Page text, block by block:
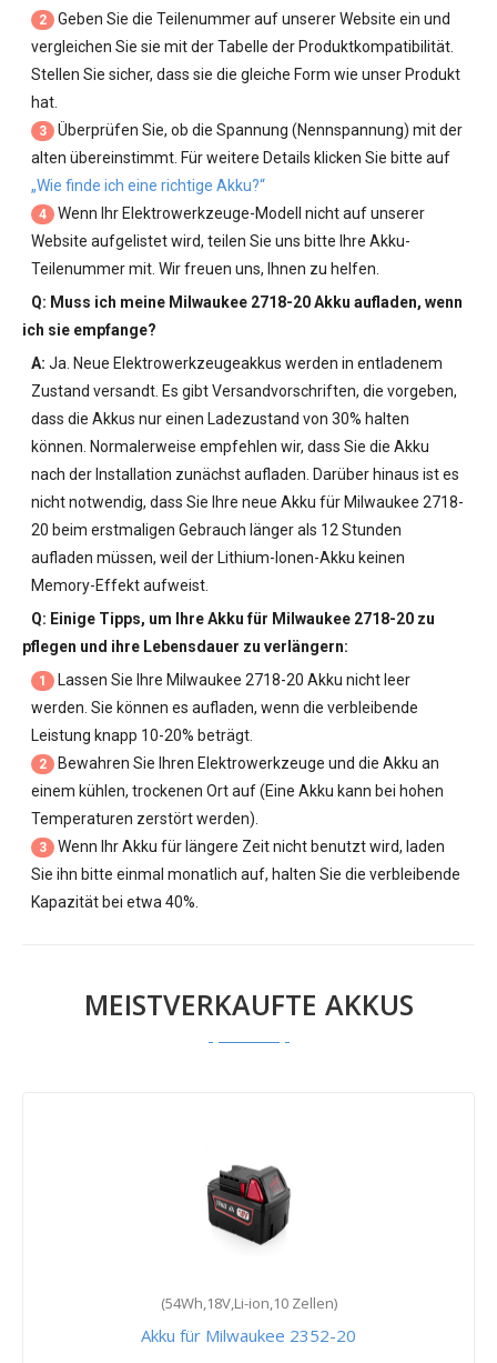
2
Geben Sie die Teilenummer auf unserer Website ein und
vergleichen Sie sie mit der Tabelle der Produktkompatibilität.
Stellen Sie sicher, dass sie die gleiche Form wie unser Produkt
hat.
3
Überprüfen Sie, ob die Spannung (Nennspannung) mit der
alten übereinstimmt. Für weitere Details klicken Sie bitte auf
„Wie finde ich eine richtige Akku?“
4
Wenn Ihr Elektrowerkzeuge-Modell nicht auf unserer
Website aufgelistet wird, teilen Sie uns bitte Ihre Akku-
Teilenummer mit. Wir freuen uns, Ihnen zu helfen.
Q: Muss ich meine Milwaukee 2718-20 Akku aufladen, wenn
ich sie empfange?
A: Ja. Neue Elektrowerkzeugeakkus werden in entladenem
Zustand versandt. Es gibt Versandvorschriften, die vorgeben,
dass die Akkus nur einen Ladezustand von 30% halten
können. Normalerweise empfehlen wir, dass Sie die Akku
nach der Installation zunächst aufladen. Darüber hinaus ist es
nicht notwendig, dass Sie Ihre neue Akku für Milwaukee 2718-
20 beim erstmaligen Gebrauch länger als 12 Stunden
aufladen müssen, weil der Lithium-Ionen-Akku keinen
Memory-Effekt aufweist.
Q: Einige Tipps, um IhreAkku für Milwaukee 2718-20 zu
pflegen und ihre Lebensdauer zu verlängern:
1 Lassen Sie Ihre Milwaukee 2718-20 Akku nicht leer
werden. Sie können es aufladen, wenn die verbleibende
Leistung knapp 10-20% beträgt.
2
Bewahren Sie Ihren Elektrowerkzeuge und die Akku an
einem kühlen, trockenen Ort auf (Eine Akku kann bei hohen
Temperaturen zerstört werden).
3
Wenn Ihr Akku für längere Zeit nicht benutzt wird, laden
Sie ihn bitte einmal monatlich auf, halten Sie die verbleibende
Kapazität bei etwa 40%.
MEISTVERKAUFTE AKKUS
(54Wh,18V,Li-ion,10 Zellen)
Akku für Milwaukee 2352-20